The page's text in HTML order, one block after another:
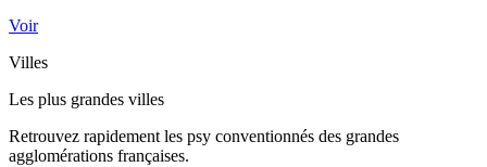
Voir
Villes
Les plus grandes villes
Retrouvez rapidement les psy conventionnés des grandes
agglomérations françaises.